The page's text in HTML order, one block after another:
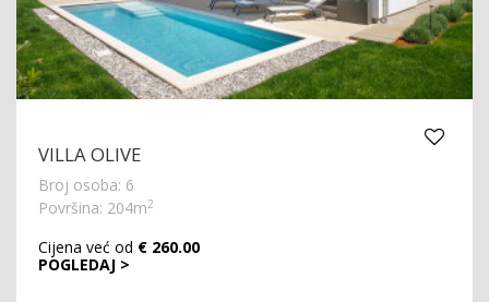
VILLA OLIVE
Broj osoba: 6
Površina: 204m2
POGLEDAJ >
Cijena već od € 260.00